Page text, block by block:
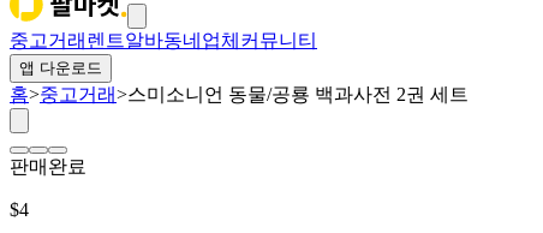
중고거래 렌트알바동네업체 커뮤니티
앱 다운로드
홈>중고거래>스미소니언 동물/공룡 백과사전 2권 세트
판매완료
$4